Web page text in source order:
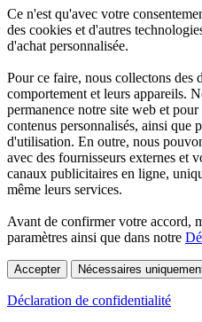
Ce n'est qu'avec votre
des cookies et d'autres
d'achat personnalisée.
Pour ce faire, nous collectons des
comportement et leurs appareils.
permanence notre site web et
contenus personnalisés, ainsi que
d'utilisation. En outre, nous
avec des fournisseurs externes et
canaux publicitaires en ligne,
même leurs services.
Avant de confirmer votre accord,
paramètres ainsi que dans notre
Accepter Nécessaires
Déclaration de confidentialité